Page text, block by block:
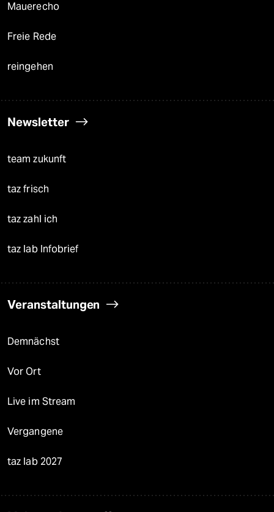
Mauerecho
Freie Rede
reingehen
Newsletter
team zukunft
taz frisch
taz zahl ich
taz lab Infobrief
Veranstaltungen
Demnächst
Vor Ort
Live im Stream
Vergangene
taz lab 2027